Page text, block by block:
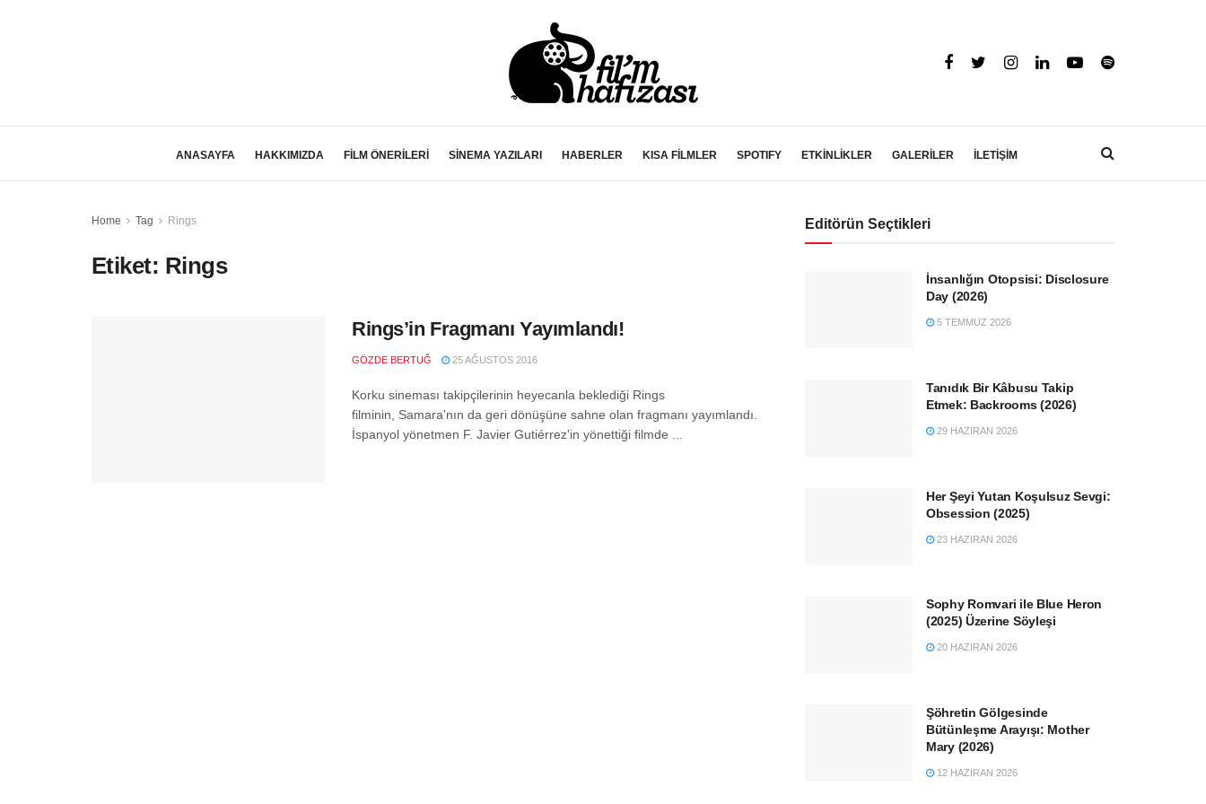
ANASAYFA HAKKIMIZDA FİLM ÖNERİLERİ SİNEMA YAZILARI HABERLER KISA FİLMLER SPOTIFY ETKİNLİKLER GALERİLER İLETİŞİM
Home Tag Rings
Etiket: Rings
Rings’in Fragmanı Yayımlandı!
GÖZDE BERTUĞ 25 AĞUSTOS 2016
Korku sineması takipçilerinin heyecanla beklediği Rings
filminin, Samara'nın da geri dönüşüne sahne olan fragmanı yayımlandı.
İspanyol yönetmen F. Javier Gutiérrez'in yönettiği filmde ...
Editörün Seçtikleri
İnsanlığın Otopsisi: Disclosure
Day (2026)
5 TEMMUZ 2026
Tanıdık Bir Kâbusu Takip
Etmek: Backrooms (2026)
29 HAZIRAN 2026
Her Şeyi Yutan Koşulsuz Sevgi:
Obsession (2025)
23 HAZIRAN 2026
Sophy Romvari ile Blue Heron
(2025) Üzerine Söyleşi
20 HAZIRAN 2026
Şöhretin Gölgesinde
Bütünleşme Arayışı: Mother
Mary (2026)
12 HAZIRAN 2026